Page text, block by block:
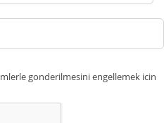
gonderilmesini engellemek icin